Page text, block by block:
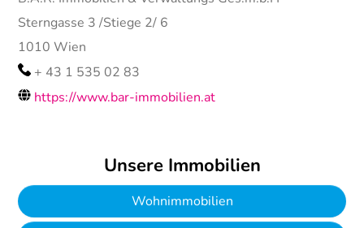
Sterngasse 3 /Stiege 2/ 6
1010Wien
+ 43 1 535 02 83
https://www.bar-immobilien.at
Unsere Immobilien
Wohnimmobilien